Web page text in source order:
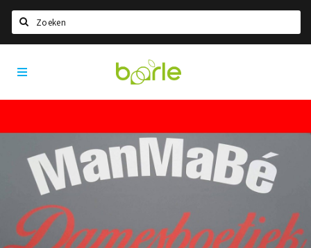
Home
Over Baarle
Geschiedenis
Visit Baarle Shop
Enclavebon
Nieuws
Visit
Baarle